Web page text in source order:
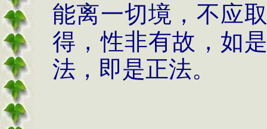
能离一切境，不应
得，性非有故，如
法，即是正法。